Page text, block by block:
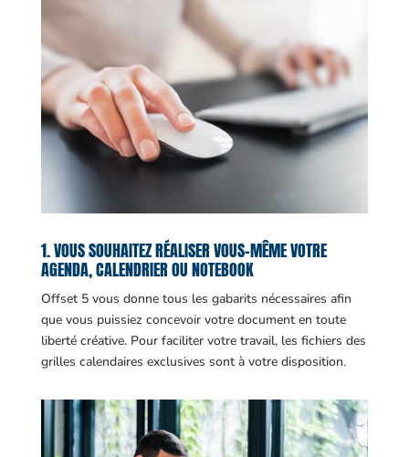
1. VOUS SOUHAITEZ RÉALISER VOUS-MÊME VOTRE
AGENDA, CALENDRIER OU NOTEBOOK
Offset 5 vous donne tous les gabarits nécessaires afin
que vous puissiez concevoir votre document en toute
liberté créative. Pour faciliter votre travail, les fichiers des
grilles calendaires exclusives sont à votre disposition.